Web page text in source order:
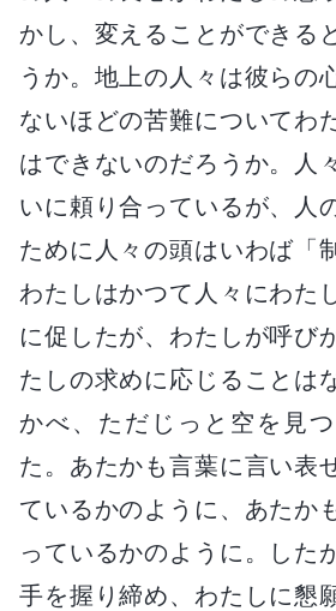
かし、変えることができる
うか。地上の人々は彼らの
ないほどの苦難についてわ
はできないのだろうか。人
いに頼り合っているが、人
ために人々の頭はいわば「
わたしはかつて人々にわた
に促したが、わたしが呼び
たしの求めに応じることは
かべ、ただじっと空を見
た。あたかも言葉に言い表
ているかのように、あたか
っているかのように。した
手を握り締め、わたしに懇